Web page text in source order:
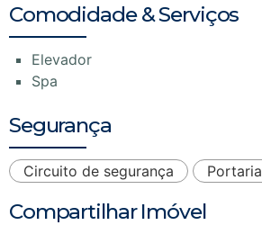
Comodidade & Serviços
Elevador
Spa
Segurança
Circuito de segurança Portaria
Compartilhar Imóvel